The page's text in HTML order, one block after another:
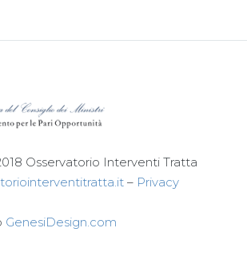
Osservatorio Interventi Tratta
– Privacy
GenesiDesign.com